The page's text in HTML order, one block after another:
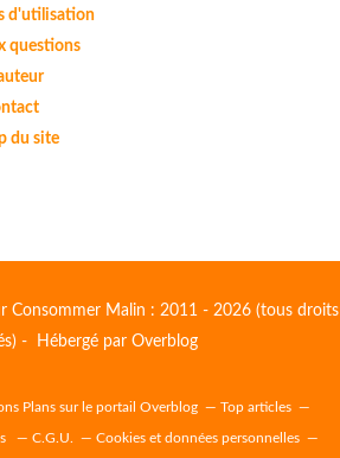
d'utilisation
questions
du site
Consommer Malin : 2011 - 2026 (tous droits
- Hébergé par Overblog
Plans sur le portail Overblog Top articles
C.G.U. Cookies et données personnelles